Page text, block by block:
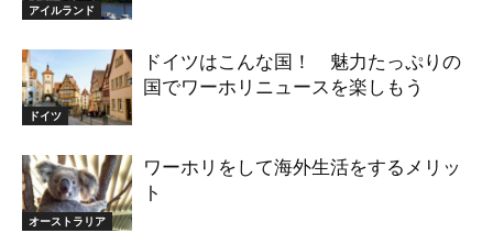
アイルランド
ドイツ
ドイツはこんな国！ 魅力たっぷりの
国でワーホリニュースを楽しもう
オーストラリア
ワーホリをして海外生活をするメリッ
ト